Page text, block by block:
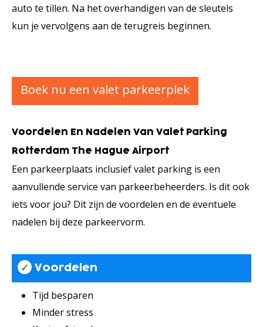
auto te tillen. Na het overhandigen van de sleutels
kun je vervolgens aan de terugreis beginnen.
Boek nu een valet parkeerplek
Voordelen En Nadelen Van Valet Parking
Rotterdam The Hague Airport
Een parkeerplaats inclusief valet parking is een
aanvullende service van parkeerbeheerders. Is dit ook
iets voor jou? Dit zijn de voordelen en de eventuele
nadelen bij deze parkeervorm.
✓ Voordelen
Tijd besparen
Minder stress